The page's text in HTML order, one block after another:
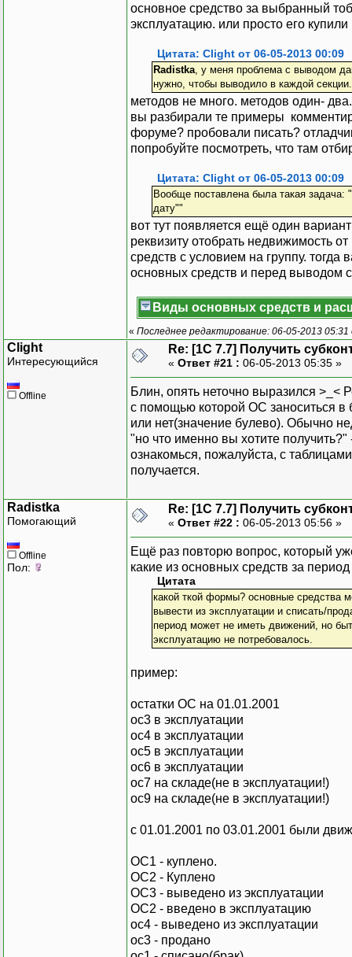
Т.АмГр=
Пер. И
Пер.ВыбратьЗначения
ПокаПер.Получить
ДатаЗн=Пер.Дата
Т.Сост=Пер. Знач
Т.ВыбратьСтроки(
ЕслиТ.ПолучитьСтроку ()
КонецЕсли;
//
КонецЦикла;
КонецЦикла;
//
//Пока
//
//КонецЦикла;
Таб.Опции(0,0,4 ,
Таб.Пока зать(
КонецПроцедуры
Дата1 =
Дата2 =
КонецПроцедуры
основное средство за выбранный
эксплуатацию. или просто его
Цитата: Clight от 06-05-2013 00:09
Radistka, у меня проблема с выводом
нужно, чтобы выводило в каждой
методов не много. методов один-
вы разбирали те примеры
форуме? пробовали писать?
попробуйте посмотреть, что там
Цитата: Clight от 06-05-2013 00:09
Вообще поставлена была такая
дату""
вот тут появляется ещё один
реквизиту отобрать недвижимость
средств с условием на группу.
основных средств и перед выводом
Виды основных средств и
« Последнее редактирование: 06-05-2013
Clight
Интересующийся
Offline
Re: [1C 7.7] Получить
« Ответ #21 : 06-05-2013 05:35 »
Блин, опять неточно выразился
с помощью которой ОС заноситься
или нет(значение булево). Обычно
"но что именно вы хотите
ознакомься, пожалуйста, с
получается.
Radistka
Помогающий
Offline
Пол:
Re: [1C 7.7] Получить
« Ответ #22 : 06-05-2013 05:56 »
Ещё раз повторю вопрос, который
какие из основных средств за
Цитата
какой ткой формы? основные средства
вывести из эксплуатации и списать/
период может не иметь движений, но
эксплуатацию не потребовалось.
пример:
остатки ОС на 01.01.2001
ос3 в эксплуатации
ос4 в эксплуатации
ос5 в эксплуатации
ос6 в эксплуатации
ос7 на складе(не в эксплуатации!)
ос9 на складе(не в эксплуатации!)
с 01.01.2001 по 03.01.2001 были
ОС1 - куплено.
ОС2 - Куплено
ОС3 - выведено из эксплуатации
ОС2 - введено в эксплуатацию
ос4 - выведено из эксплуатации
ос3 - продано